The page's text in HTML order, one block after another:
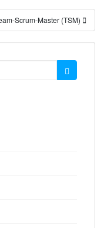
Scrum-Master (TSM)